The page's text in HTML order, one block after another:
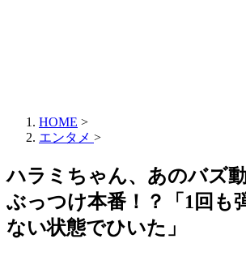
HOME >
エンタメ >
ハラミちゃん、あのバズ
ぶっつけ本番！？「1回も
ない状態でひいた」